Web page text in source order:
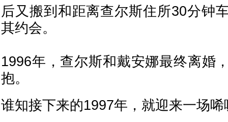
后又搬到和距离查尔斯住所30分钟
其约会。
1996年，查尔斯和戴安娜最终离婚
抱。
谁知接下来的1997年，就迎来一场唏